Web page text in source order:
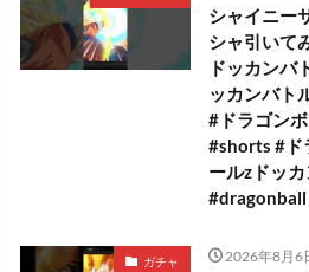
シャイニー
シャ引いて
ドッカンバ
ッカンバト
#ドラゴン
#shorts #ド
ールzドッ
#dragonball
ガチャ 2026年8月6